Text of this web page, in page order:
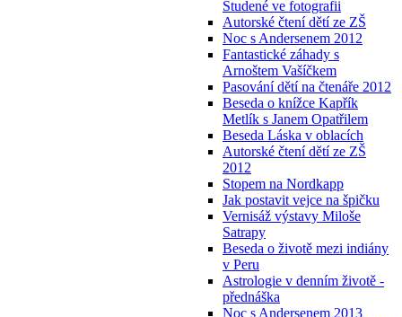
Studené ve fotografii
Autorské čtení dětí ze ZŠ
Noc s Andersenem 2012
Fantastické záhady s
Arnoštem Vašíčkem
Pasování dětí na čtenáře 2012
Beseda o knížce Kapřík
Metlík s Janem Opatřilem
Beseda Láska v oblacích
Autorské čtení dětí ze ZŠ
2012
Stopem na Nordkapp
Jak postavit vejce na špičku
Vernisáž výstavy Miloše
Satrapy
Beseda o životě mezi indiány
v Peru
Astrologie v denním životě -
přednáška
Noc s Andersenem 2013